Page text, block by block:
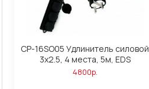
CP-16SO05 Удлинитель силовой
3х2.5, 4 места, 5м, EDS
4800р.